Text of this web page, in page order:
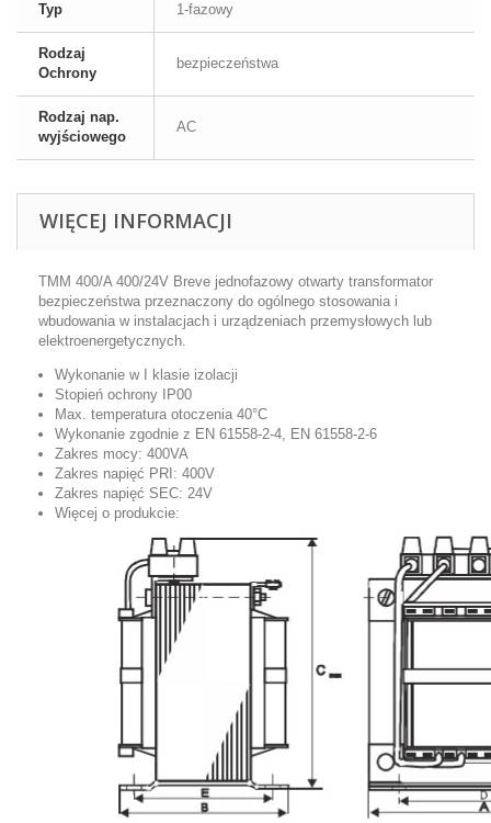
Typ 1-fazowy
Rodzaj
Ochrony
bezpieczeństwa
Rodzaj nap.
wyjściowego
AC
WIĘCEJ INFORMACJI
TMM 400/A 400/24V Breve jednofazowy otwarty transformator
bezpieczeństwa przeznaczony do ogólnego stosowania i
wbudowania w instalacjach i urządzeniach przemysłowych lub
elektroenergetycznych.
Wykonanie w I klasie izolacji
Stopień ochrony IP00
Max. temperatura otoczenia 40°C
Wykonanie zgodnie z EN 61558-2-4, EN 61558-2-6
Zakres mocy: 400VA
Zakres napięć PRI: 400V
Zakres napięć SEC: 24V
Więcej o produkcie: